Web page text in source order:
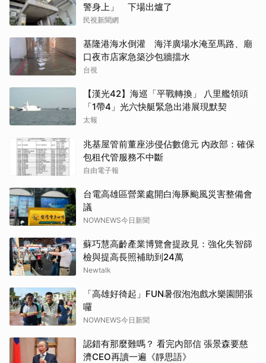
警身上」 下場出爐了
民視新聞網
基隆港海水倒灌 海洋廣場水淹至馬路、廟
口夜市店家急築沙包牆擋水
台視
【漢光42】海巡「平戰轉換」 八里艦領頭
「1帶4」光六快艇緊急出港展現默契
太報
兆基屋管前董座涉侵佔數億元 內政部：確保
包租代管服務不中斷
自由電子報
台電高雄區營業處開白海豚颱風災害整備會
議
NOWNEWS今日新聞
蘇巧慧高齡產業博覽會提政見：強化失智篩
檢與提高長照補助到24萬
Newtalk
「高雄好徛起」FUN暑假泡泡戲水樂園開張
囉
NOWNEWS今日新聞
認錯有那麼難嗎？ 看完內部信 張景森要慈
濟CEO再讀一遍《靜思語》